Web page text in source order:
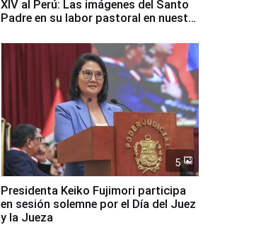
XIV al Perú: Las imágenes del Santo
Padre en su labor pastoral en nuestro
5
Presidenta Keiko Fujimori participa
en sesión solemne por el Día del Juez
y la Jueza